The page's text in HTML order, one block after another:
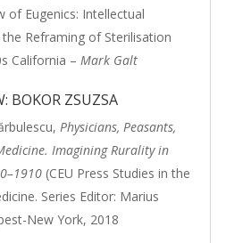
of Eugenics: Intellectual
Reframing of Sterilisation
California – Mark Galt
BOKOR ZSUZSA
Physicians, Peasants,
Imagining Rurality in
(CEU Press Studies in the
Series Editor: Marius
New York, 2018